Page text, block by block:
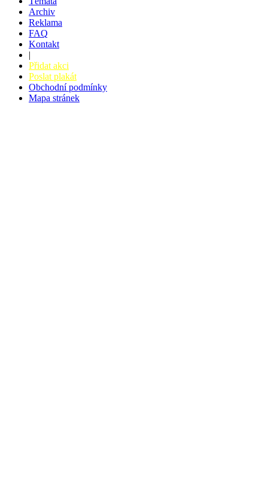
Archiv
Reklama
FAQ
Kontakt
|
Přidat akci
Poslat plakát
Obchodní podmínky
Mapa stránek